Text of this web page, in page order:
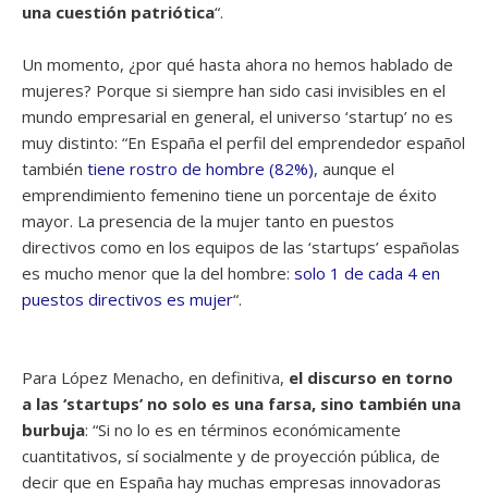
una cuestión patriótica“.
Un momento, ¿por qué hasta ahora no hemos hablado de
mujeres? Porque si siempre han sido casi invisibles en el
mundo empresarial en general, el universo ‘startup’ no es
muy distinto: “En España el perfil del emprendedor español
también tiene rostro de hombre (82%), aunque el
emprendimiento femenino tiene un porcentaje de éxito
mayor. La presencia de la mujer tanto en puestos
directivos como en los equipos de las ‘startups’ españolas
es mucho menor que la del hombre: solo 1 de cada 4 en
puestos directi­vos es mujer“.
Para López Menacho, en definitiva, el discurso en torno
a las ‘startups’ no solo es una farsa, sino también una
burbuja: “Si no lo es en términos económicamente
cuantitativos, sí socialmente y de proyección pública, de
decir que en España hay muchas empresas innovadoras